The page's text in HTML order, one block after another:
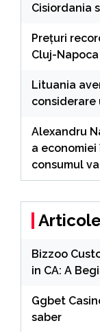
Cisiordania
Preţuri
Cluj-
Lituania
considerare
Alexandru
a economiei
consumul
Bizzoo
in CA: A
Ggbet
saber